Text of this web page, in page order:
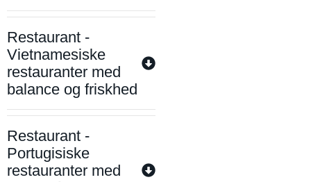
Restaurant -
Vietnamesiske
restauranter med
balance og friskhed
Restaurant -
Portugisiske
restauranter med